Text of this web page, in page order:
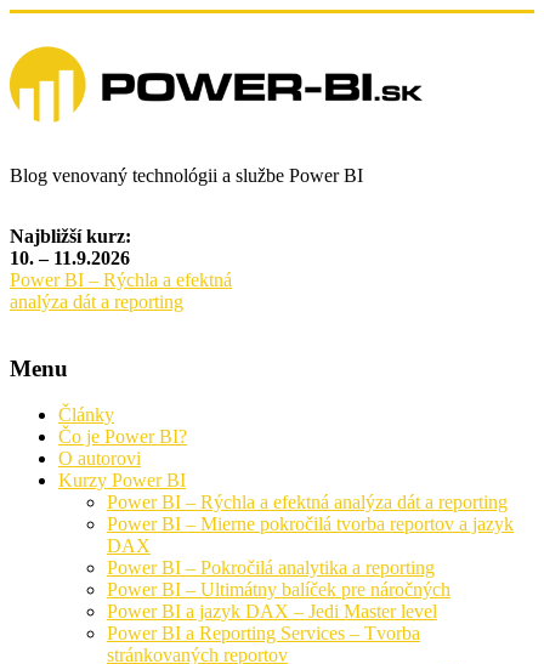
Blog venovaný technológii a službe Power BI
Najbližší kurz:
10. – 11.9.2026
Power BI – Rýchla a efektná
analýza dát a reporting
Menu
Články
Čo je Power BI?
O autorovi
Kurzy Power BI
Power BI – Rýchla a efektná analýza dát a reporting
Power BI – Mierne pokročilá tvorba reportov a jazyk
DAX
Power BI – Pokročilá analytika a reporting
Power BI – Ultimátny balíček pre náročných
Power BI a jazyk DAX – Jedi Master level
Power BI a Reporting Services – Tvorba
stránkovaných reportov